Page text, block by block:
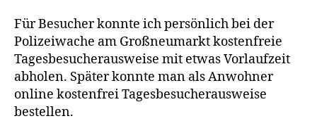
Für Besucher konnte ich persönlich bei der
Polizeiwache am Großneumarkt kostenfreie
Tagesbesucherausweise mit etwas Vorlaufzeit
abholen. Später konnte man als Anwohner
online kostenfrei Tagesbesucherausweise
bestellen.